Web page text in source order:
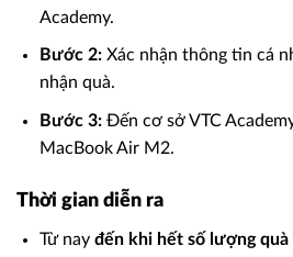
Academy.
Bước 2:Xác nhận thông tin cá
nhận quà.
Bước 3: Đến cơ sở VTC
MacBook Air M2.
Thời gian diễn ra
Từ nay đến khi hết số lượng quà